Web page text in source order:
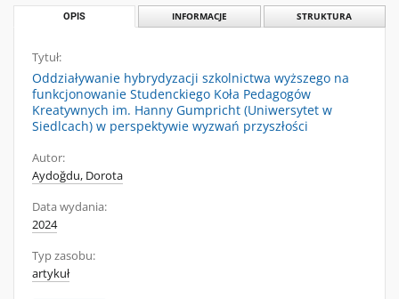
OPIS INFORMACJE STRUKTURA
Tytuł:
Oddziaływanie hybrydyzacji szkolnictwa wyższego na
funkcjonowanie Studenckiego Koła Pedagogów
Kreatywnych im. Hanny Gumpricht (Uniwersytet w
Siedlcach) w perspektywie wyzwań przyszłości
Autor:
Aydoğdu, Dorota
Data wydania:
2024
Typ zasobu:
artykuł